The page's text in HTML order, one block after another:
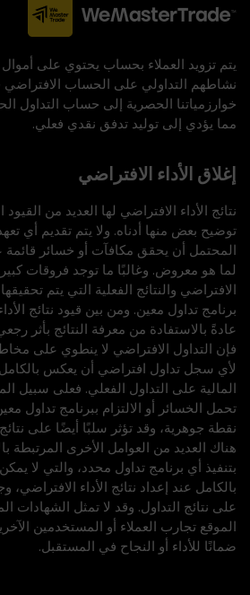
يتم تزويد العملاء بحساب يحتوي على
نشاطهم التداولي على الحساب
خوارزمياتنا الحصرية إلى حساب التداول
مما يؤدي إلى توليد تدفق نقدي فعلي.
إغلاق الأداء الافتراضي
نتائج الأداء الافتراضي لها العديد من
توضيح بعض منها أدناه. ولا يتم تقديم أي
المحتمل أن يحقق مكافآت أو خسائر قائمة
لما هو معروض. وغالبًا ما توجد فروقات كبيرة
الافتراضي والنتائج الفعلية التي يتم
برنامج تداول معين. ومن بين قيود نتائج
عادةً بالاستفادة من معرفة النتائج بأثر
فإن التداول الافتراضي لا ينطوي على
لأي سجل تداول افتراضي أن يعكس بالكامل
المالية على التداول الفعلي. فعلى سبيل
تحمل الخسائر أو الالتزام ببرنامج تداول
نقطة جوهرية، وقد تؤثر سلبًا أيضًا على نتائج
هناك العديد من العوامل الأخرى المرتبطة
بتنفيذ أي برنامج تداول محدد، والتي لا
بالكامل عند إعداد نتائج الأداء الافتراضي،
على نتائج التداول. وقد لا تمثل الشهادات
الموقع تجارب العملاء أو المستخدمين
ضمانًا للأداء أو النجاح في المستقبل.